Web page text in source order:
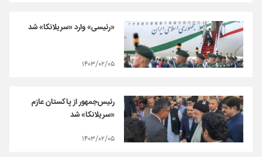
«رئیسی» وارد «سریلانکا» شد
۱۴۰۳/۰۲/۰۵
رئیس‌جمهور از پاکستان عازم
«سریلانکا» شد
۱۴۰۳/۰۲/۰۵